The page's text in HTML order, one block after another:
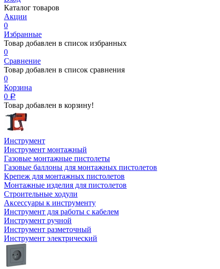
Каталог товаров
Акции
0
Избранные
Товар добавлен в список избранных
0
Сравнение
Товар добавлен в список сравнения
0
Корзина
0 Р
Товар добавлен в корзину!
Инструмент
Инструмент монтажный
Газовые монтажные пистолеты
Газовые баллоны для монтажных пистолетов
Крепеж для монтажных пистолетов
Монтажные изделия для пистолетов
Строительные ходули
Аксессуары к инструменту
Инструмент для работы с кабелем
Инструмент ручной
Инструмент разметочный
Инструмент электрический